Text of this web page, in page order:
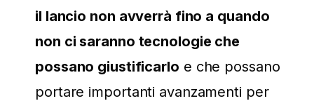
il lancio non avverrà fino a quando
non ci saranno tecnologie che
possano giustificarlo e che possano
portare importanti avanzamenti per